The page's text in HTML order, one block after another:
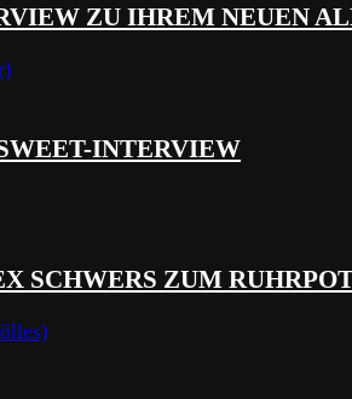
ZU IHREM NEUEN
INTERVIEW
SCHWERS ZUM